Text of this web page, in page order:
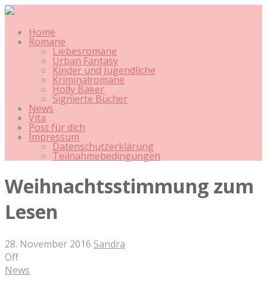
Home
Romane
Liebesromane
Urban Fantasy
Kinder und Jugendliche
Kriminalromane
Holly Baker
Signierte Bücher
News
Vita
Post für dich
Impressum
Datenschutzerklärung
Teilnahmebedingungen
Weihnachtsstimmung zum
Lesen
28. November 2016 Sandra
Off
News